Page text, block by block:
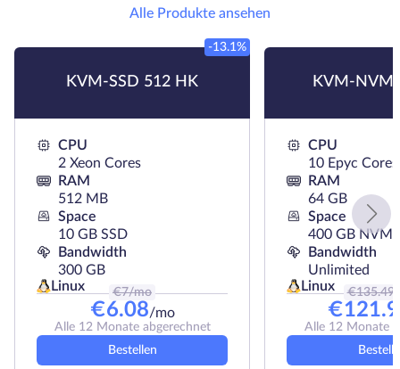
Alle Produkte ansehen
KVM-SSD 512 HK
-13.1%
CPU
2 Xeon Cores
RAM
512 MB
Space
10 GB SSD
Bandwidth
300 GB
Linux
€7/mo
€6.08/mo
Alle 12 Monate abgerechnet
Bestellen
KVM-
CPU
10 Epyc Cores
RAM
64 GB
Space
400 GB NVMe
Bandwidth
Unlimited
Linux
€135.49
€
Alle 12 Monate